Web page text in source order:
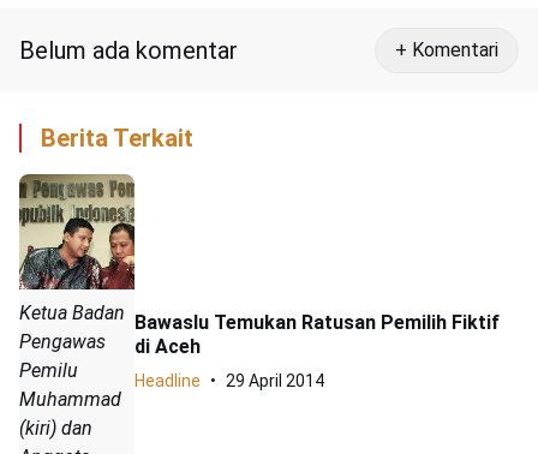
Belum ada komentar + Komentari
Berita Terkait
Ketua Badan
Pengawas
Pemilu
Muhammad
(kiri) dan
Bawaslu Temukan Ratusan Pemilih Fiktif
di Aceh
Headline 29 April 2014